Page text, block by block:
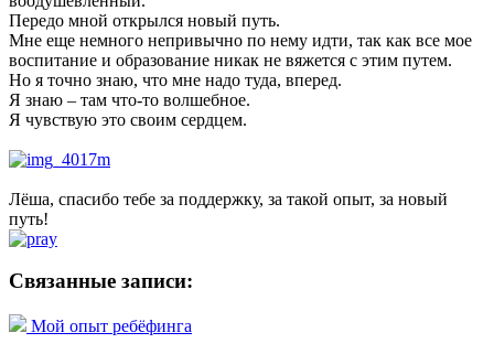
Передо мной открылся новый путь.
Мне еще немного непривычно по нему идти, так как все мое
воспитание и образование никак не вяжется с этим путем.
Но я точно знаю, что мне надо туда, вперед.
Я знаю – там что-то волшебное.
Я чувствую это своим сердцем.
Лёша, спасибо тебе за поддержку, за такой опыт, за новый
путь!
Связанные записи:
Мой опыт ребёфинга